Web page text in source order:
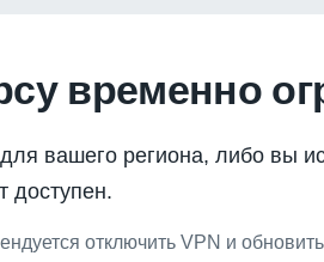
временно
вашего региона, либо вы
доступен.
отключить VPN и